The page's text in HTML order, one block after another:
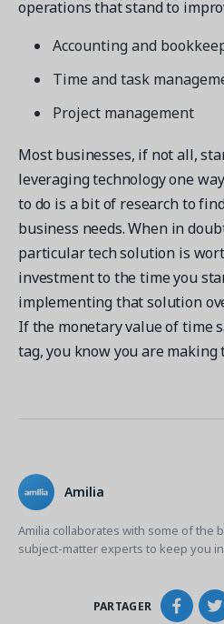
operations that stand to
Accounting and
Time and task
Project management
Most businesses, if not all,
leveraging technology one
to do is a bit of research to
business needs. When in
particular tech solution is
investment to the time you
implementing that solution
If the monetary value of time
tag, you know you are making
Amilia
Amilia collaborates with some of the
subject-matter experts to keep you
PARTAGER